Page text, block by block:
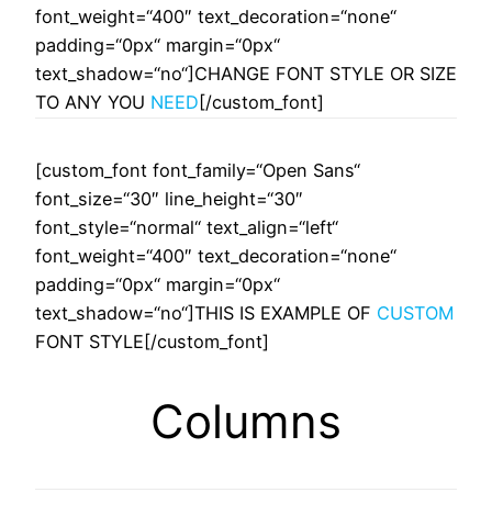
font_weight=“400″ text_decoration=“none“
padding=“0px“ margin=“0px“
text_shadow=“no“]CHANGE FONT STYLE OR SIZE
TO ANY YOU NEED[/custom_font]
[custom_font font_family=“Open Sans“
font_size=“30″ line_height=“30″
font_style=“normal“ text_align=“left“
font_weight=“400″ text_decoration=“none“
padding=“0px“ margin=“0px“
text_shadow=“no“]THIS IS EXAMPLE OF CUSTOM
FONT STYLE[/custom_font]
Columns